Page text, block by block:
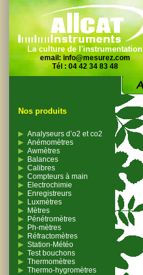
La culture de l'instrumentation
email: info@mesurez.com
Tél : 04 42 34 83 48
Nos produits
Analyseurs d’o2 et co2
Anémomètres
Awmètres
Balances
Calibres
Compteurs à main
Electrochimie
Enregistreurs
Luxmètres
Mètres
Pénétromètres
Ph-mètres
Réfractomètres
Station-Météo
Test bouchons
Thermomètres
Thermo-hygromètres